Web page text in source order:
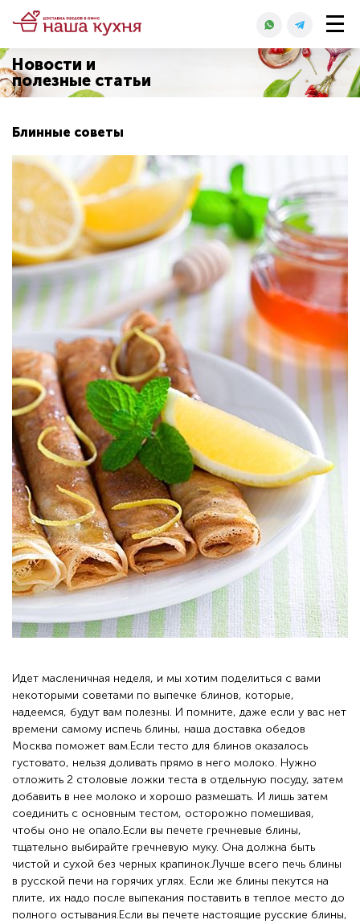
Новости и
полезные статьи
Блинные советы
Идет масленичная неделя, и мы хотим поделиться с вами
некоторыми советами по выпечке блинов, которые,
надеемся, будут вам полезны. И помните, даже если у вас нет
времени самому испечь блины, наша доставка обедов
Москва поможет вам.Если тесто для блинов оказалось
густовато, нельзя доливать прямо в него молоко. Нужно
отложить 2 столовые ложки теста в отдельную посуду, затем
добавить в нее молоко и хорошо размешать. И лишь затем
соединить с основным тестом, осторожно помешивая,
чтобы оно не опало.Если вы печете гречневые блины,
тщательно выбирайте гречневую муку. Она должна быть
чистой и сухой без черных крапинок.Лучше всего печь блины
в русской печи на горячих углях. Если же блины пекутся на
плите, их надо после выпекания поставить в теплое место до
полного остывания.Если вы печете настоящие русские блины,